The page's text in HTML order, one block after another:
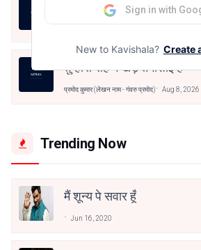
तुम्हारी राह में खड़े तमाशाई हैं
प्रमोद कुमार (लेखन नाम - गंवरु प्रमोद) Aug 8, 2026
Trending Now
मैं शून्य पे सवार हूँ
Jun 16, 2020
Sign in with
New to Kavishala? Create